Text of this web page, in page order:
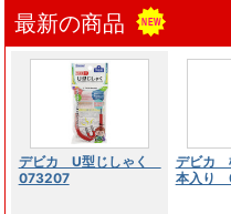
最新の商品
デビカ U型じしゃく
073207
デビカ
本入り